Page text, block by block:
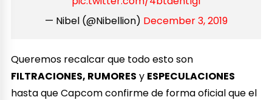
— Nibel (@Nibellion) December 3, 2019
Queremos recalcar que todo esto son
FILTRACIONES, RUMORES y ESPECULACIONES
hasta que Capcom confirme de forma oficial que el